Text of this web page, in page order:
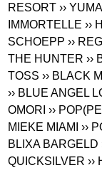
RESORT ››
IMMORTELLE ››
SCHOEPP ››
THE HUNTER ››
TOSS ›› BLACK
›› BLUE ANGEL
OMORI ››
MIEKE MIAMI
››
BLIXA BARGELD
QUICKSILVER ››